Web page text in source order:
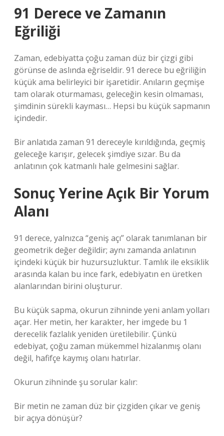
91 Derece ve Zamanın
Eğriliği
Zaman, edebiyatta çoğu zaman düz bir çizgi gibi
görünse de aslında eğriseldir. 91 derece bu eğriliğin
küçük ama belirleyici bir işaretidir. Anıların geçmişe
tam olarak oturmaması, geleceğin kesin olmaması,
şimdinin sürekli kayması… Hepsi bu küçük sapmanın
içindedir.
Bir anlatıda zaman 91 dereceyle kırıldığında, geçmiş
geleceğe karışır, gelecek şimdiye sızar. Bu da
anlatının çok katmanlı hale gelmesini sağlar.
Sonuç Yerine Açık Bir Yorum
Alanı
91 derece, yalnızca “geniş açı” olarak tanımlanan bir
geometrik değer değildir; aynı zamanda anlatının
içindeki küçük bir huzursuzluktur. Tamlık ile eksiklik
arasında kalan bu ince fark, edebiyatın en üretken
alanlarından birini oluşturur.
Bu küçük sapma, okurun zihninde yeni anlam yolları
açar. Her metin, her karakter, her imgede bu 1
derecelik fazlalık yeniden üretilebilir. Çünkü
edebiyat, çoğu zaman mükemmel hizalanmış olanı
değil, hafifçe kaymış olanı hatırlar.
Okurun zihninde şu sorular kalır:
Bir metin ne zaman düz bir çizgiden çıkar ve geniş
bir açıya dönüşür?